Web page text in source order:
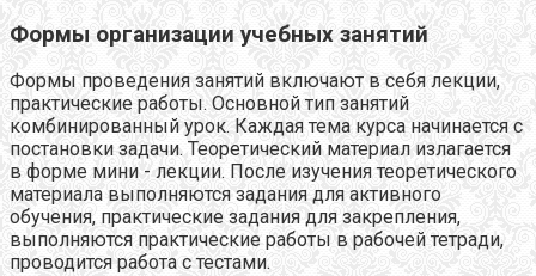
Формы организации учебных занятий
Формы проведения занятий включают в себя лекции,
практические работы. Основной тип занятий
комбинированный урок. Каждая тема курса начинается с
постановки задачи. Теоретический материал излагается
в форме мини - лекции. После изучения теоретического
материала выполняются задания для активного
обучения, практические задания для закрепления,
выполняются практические работы в рабочей тетради,
проводится работа с тестами.